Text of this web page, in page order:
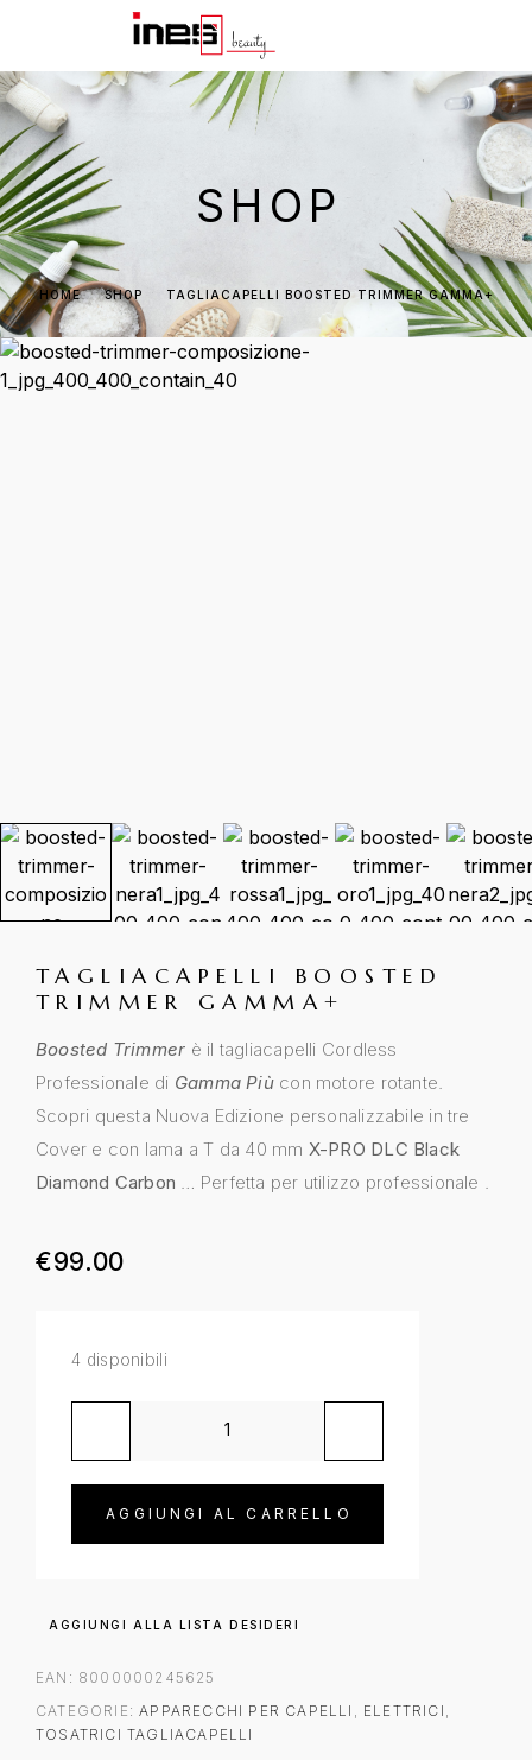
SHOP
HOME SHOP TAGLIACAPELLI BOOSTED TRIMMER GAMMA+
TAGLIACAPELLI BOOSTED
TRIMMER GAMMA+
Boosted Trimmer è il tagliacapelli Cordless
Professionale di Gamma Piùcon motore rotante.
Scopri questa Nuova Edizione personalizzabile in tre
Cover e con lama a T da 40 mm X-PRO DLC Black
Diamond Carbon … Perfetta per utilizzo professionale .
€99.00
4 disponibili
AGGIUNGI AL CARRELLO
AGGIUNGI ALLA LISTA DESIDERI
EAN: 8000000245625
CATEGORIE:APPARECCHI PER CAPELLI ELETTRICI
TOSATRICI TAGLIACAPELLI